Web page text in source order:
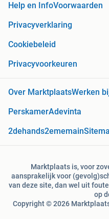
Help en InfoVoorwaarden
Privacyverklaring
Cookiebeleid
Privacyvoorkeuren
Over MarktplaatsWerken
PerskamerAdevinta
2dehands2ememain
Marktplaats is, voor
aansprakelijk voor
van deze site, dan wel uit
op
Copyright © 2026